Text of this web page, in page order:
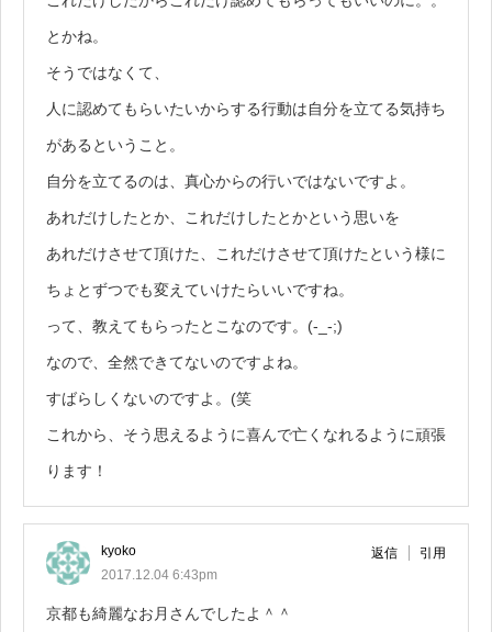
とかね。
そうではなくて、
人に認めてもらいたいからする行動は自分を立てる気持ち
があるということ。
自分を立てるのは、真心からの行いではないですよ。
あれだけしたとか、これだけしたとかという思いを
あれだけさせて頂けた、これだけさせて頂けたという様に
ちょとずつでも変えていけたらいいですね。
って、教えてもらったとこなのです。(-_-;)
なので、全然できてないのですよね。
すばらしくないのですよ。(笑
これから、そう思えるように喜んで亡くなれるように頑張
ります！
kyoko
2017.12.04 6:43pm
返信 引用
京都も綺麗なお月さんでしたよ＾＾